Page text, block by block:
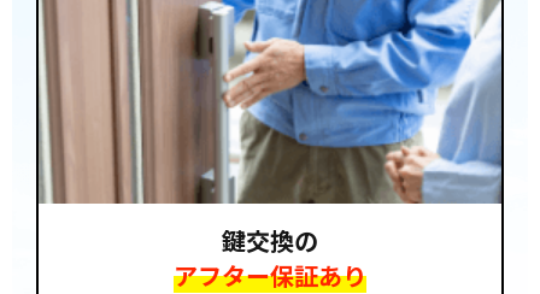
鍵交換の
アフター保証あり